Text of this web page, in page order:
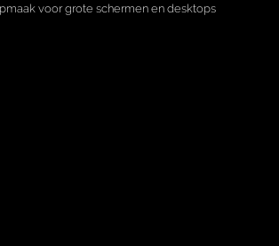
voor grote schermen en desktops